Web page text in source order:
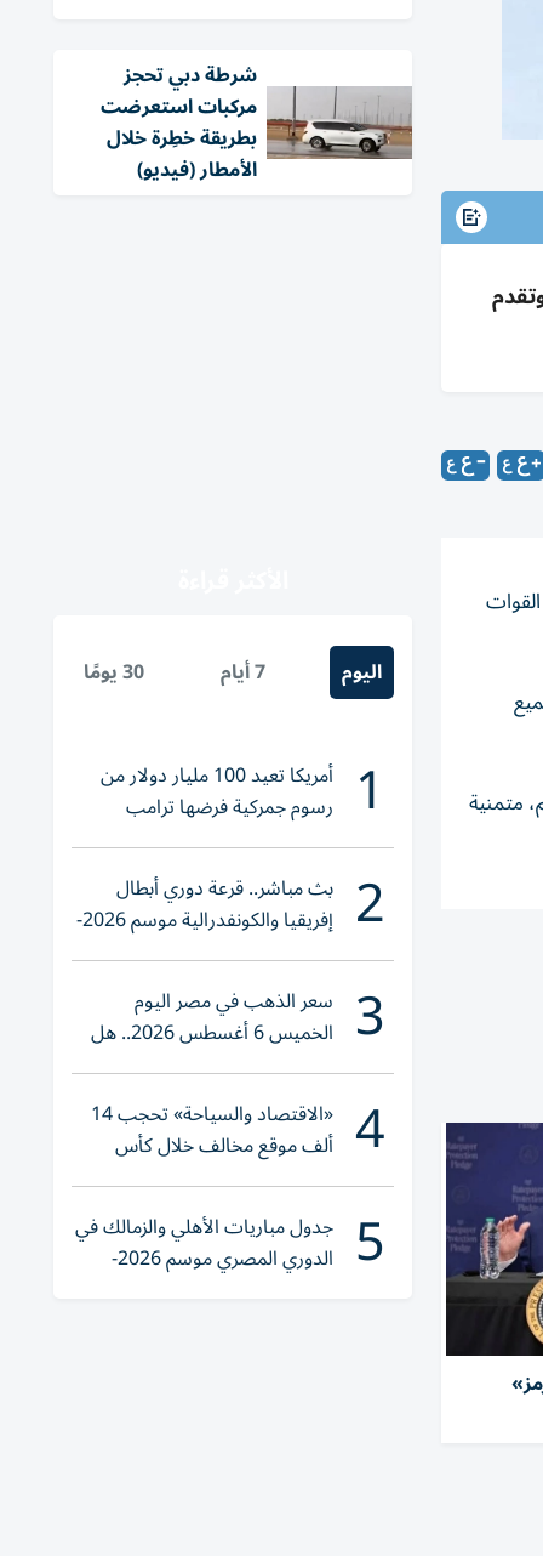
متمنية
شرطة دبي تحجز
مركبات استعرضت
بطريقة خطِرة خلال
الأمطار (فيديو)
اليوم 7 أيام 30 يومًا
1 أمريكا تعيد 100 مليار دولار من
رسوم جمركية فرضها ترامب
2 بث مباشر.. قرعة دوري أبطال
إفريقيا والكونفدرالية موسم 2026-
2027
3 سعر الذهب في مصر اليوم
الخميس 6 أغسطس 2026.. هل
تنوي الشراء؟
4 «الاقتصاد والسياحة» تحجب 14
ألف موقع مخالف خلال كأس
العالم 2026
5 جدول مباريات الأهلي والزمالك في
الدوري المصري موسم 2026-